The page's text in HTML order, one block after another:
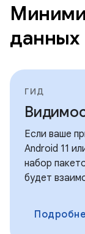
данных
ГИД
Если ваше
Android 11
набор
будет